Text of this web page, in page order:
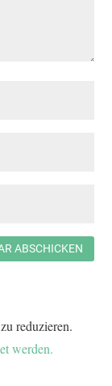
ABSCHICKEN
reduzieren.
werden.